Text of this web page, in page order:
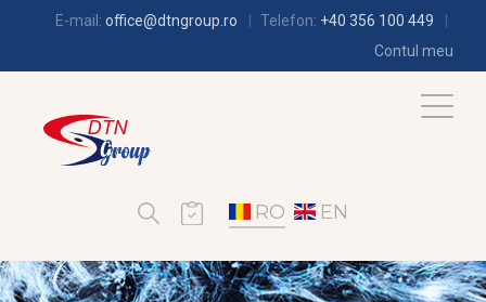
E-mail: office@dtngroup.ro Telefon: +40 356 100 449
Contul meu
RO EN